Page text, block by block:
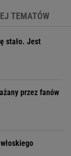
TEMATÓW
stało. Jest
przez fanów